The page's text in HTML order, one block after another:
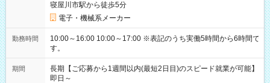
寝屋川市駅から徒歩5分
電子・機械系メーカー
勤務時間
10:00～16:00 10:00～17:00 ※表記のうち実働5時間から6時間で
す。
期間
長期【ご応募から1週間以内(最短2日目)のスピード就業が可能】
即日～